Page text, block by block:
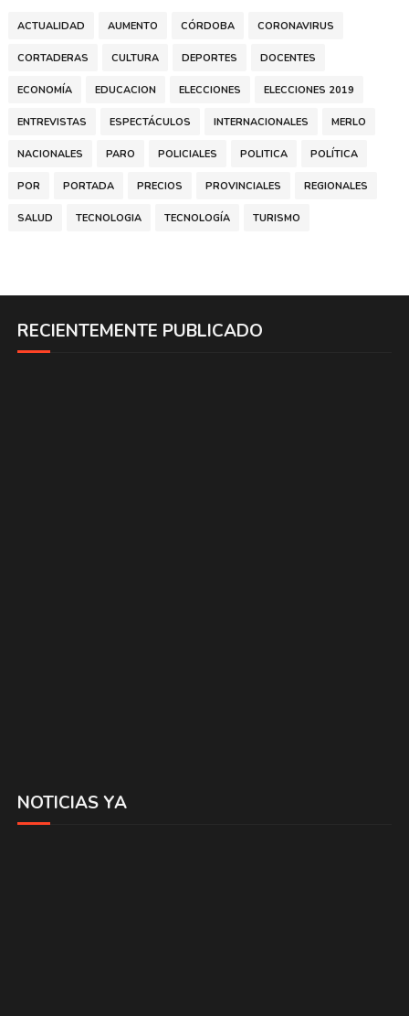
ACTUALIDAD AUMENTO CÓRDOBA CORONAVIRUS
CORTADERAS CULTURA DEPORTES DOCENTES
ECONOMÍA EDUCACION ELECCIONES ELECCIONES 2019
ENTREVISTAS ESPECTÁCULOS INTERNACIONALES MERLO
NACIONALES PARO POLICIALES POLITICA POLÍTICA
POR PORTADA PRECIOS PROVINCIALES REGIONALES
SALUD TECNOLOGIA TECNOLOGÍA TURISMO
RECIENTEMENTE PUBLICADO
NOTICIAS YA